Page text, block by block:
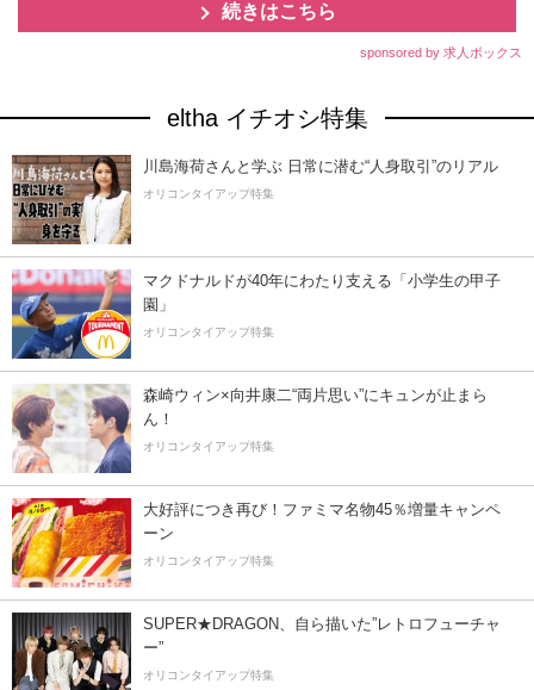
続きはこちら
sponsored by 求人ボックス
eltha イチオシ特集
川島海荷さんと学ぶ 日常に潜む“人身取引”のリアル
オリコンタイアップ特集
マクドナルドが40年にわたり支える「小学生の甲子
園」
オリコンタイアップ特集
森崎ウィン×向井康二“両片思い”にキュンが止まら
ん！
オリコンタイアップ特集
大好評につき再び！ファミマ名物45％増量キャンペ
ーン
オリコンタイアップ特集
SUPER★DRAGON、自ら描いた”レトロフューチャ
ー”
オリコンタイアップ特集